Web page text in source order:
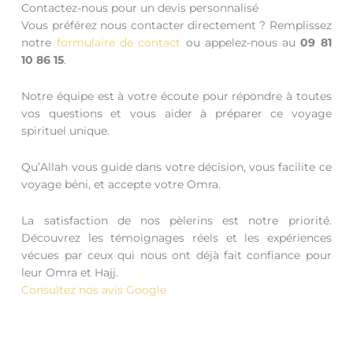
Contactez-nous pour un devis personnalisé
Vous préférez nous contacter directement ? Remplissez
notre formulaire de contact ou appelez-nous au09 81
10 86 15.
Notre équipe est à votre écoute pour répondre à toutes
vos questions et vous aider à préparer ce voyage
spirituel unique.
Qu’Allah vous guide dans votre décision, vous facilite ce
voyage béni, et accepte votre Omra.
La satisfaction de nos pèlerins est notre priorité.
Découvrez les témoignages réels et les expériences
vécues par ceux qui nous ont déjà fait confiance pour
leur Omra et Hajj.
Consultez nos avis Google